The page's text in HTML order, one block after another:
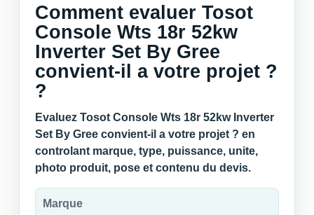
Comment evaluer Tosot
Console Wts 18r 52kw
Inverter Set By Gree
convient-il a votre projet ?
?
Evaluez Tosot Console Wts 18r 52kw Inverter
Set By Gree convient-il a votre projet ? en
controlant marque, type, puissance, unite,
photo produit, pose et contenu du devis.
Marque